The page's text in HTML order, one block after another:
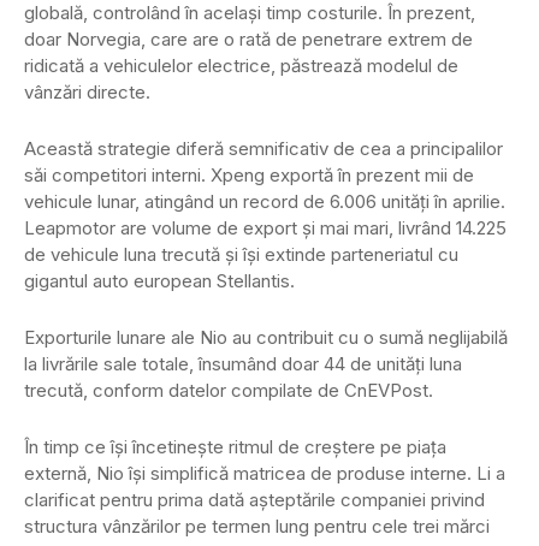
globală, controlând în același timp costurile. În prezent,
doar Norvegia, care are o rată de penetrare extrem de
ridicată a vehiculelor electrice, păstrează modelul de
vânzări directe.
Această strategie diferă semnificativ de cea a principalilor
săi competitori interni. Xpeng exportă în prezent mii de
vehicule lunar, atingând un record de 6.006 unități în aprilie.
Leapmotor are volume de export și mai mari, livrând 14.225
de vehicule luna trecută și își extinde parteneriatul cu
gigantul auto european Stellantis.
Exporturile lunare ale Nio au contribuit cu o sumă neglijabilă
la livrările sale totale, însumând doar 44 de unități luna
trecută, conform datelor compilate de CnEVPost.
În timp ce își încetinește ritmul de creștere pe piața
externă, Nio își simplifică matricea de produse interne. Li a
clarificat pentru prima dată așteptările companiei privind
structura vânzărilor pe termen lung pentru cele trei mărci